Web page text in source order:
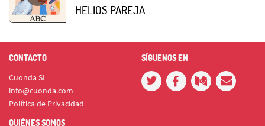
HELIOS PAREJA
CONTACTO
Cuonda SL
info@cuonda.com
Política de Privacidad
SÍGUENOS EN
QUIÉNES SOMOS